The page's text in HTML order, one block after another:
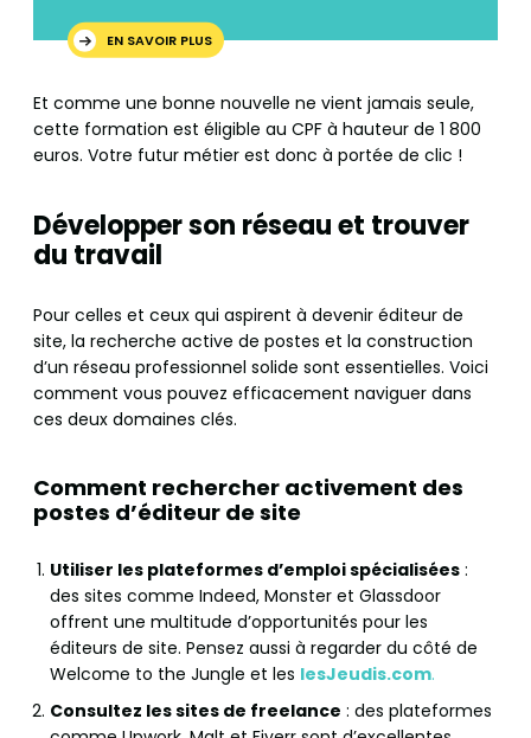
EN SAVOIR PLUS
Et comme une bonne nouvelle ne vient jamais seule,
cette formation est éligible au CPF à hauteur de 1 800
euros. Votre futur métier est donc à portée de clic !
Développer son réseau et trouver
du travail
Pour celles et ceux qui aspirent à devenir éditeur de
site, la recherche active de postes et la construction
d’un réseau professionnel solide sont essentielles. Voici
comment vous pouvez efficacement naviguer dans
ces deux domaines clés.
Comment rechercher activement des
postes d’éditeur de site
Utiliser les plateformes d’emploi spécialisées :
des sites comme Indeed, Monster et Glassdoor
offrent une multitude d’opportunités pour les
éditeurs de site. Pensez aussi à regarder du côté de
Welcome to the Jungle et les lesJeudis.com.
Consultez les sites de freelance : des plateformes